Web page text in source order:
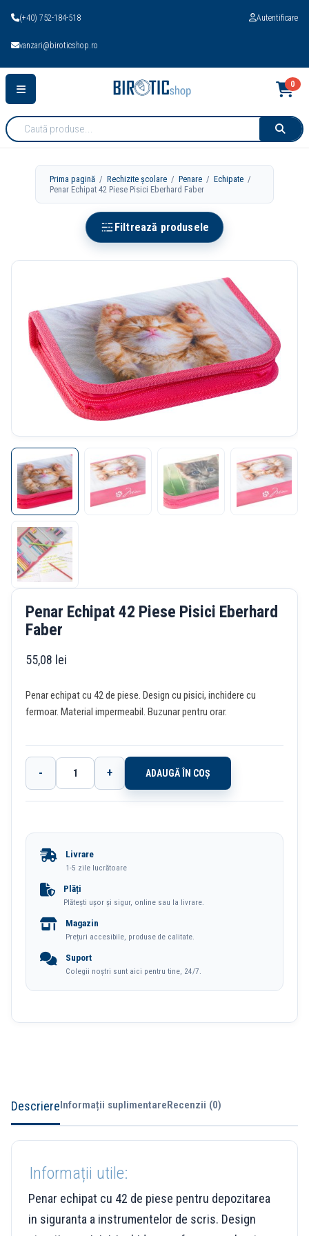
(+40) 752-184-518
vanzari@biroticshop.ro
Autentificare
Cauta
produse:
0
Prima pagină /Rechizite școlare /Penare /Echipate /
Penar Echipat 42 Piese Pisici Eberhard Faber
Filtrează produsele
Penar Echipat 42 Piese Pisici Eberhard
Faber
55,08 lei
Penar echipat cu 42 de piese. Design cu pisici, inchidere cu
fermoar. Material impermeabil. Buzunar pentru orar.
Cantitate
Penar
Piese
Pisici
Eberhard
Faber
- + ADAUGĂ ÎN COȘ
Livrare
1-5 zile lucrătoare
Plăți
Plătești ușor și sigur, online sau la livrare.
Magazin
Prețuri accesibile, produse de calitate.
Suport
Colegii noștri sunt aici pentru tine, 24/7.
DescriereInformații suplimentareRecenzii (0)
Informații utile:
Penar echipat cu 42 de piese pentru depozitarea
in siguranta a instrumentelor de scris. Design